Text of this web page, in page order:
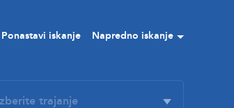
Ponastavi iskanje Napredno iskanje